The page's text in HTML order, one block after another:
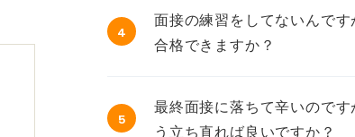
4
面接の練習をしてないんです
合格できますか？
5
最終面接に落ちて辛いのです
う立ち直れば良いですか？